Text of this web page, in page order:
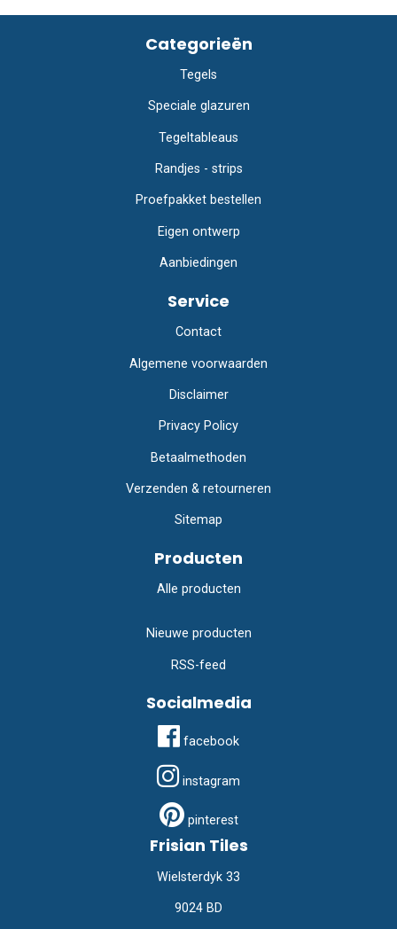
Categorieën
Tegels
Speciale glazuren
Tegeltableaus
Randjes - strips
Proefpakket bestellen
Eigen ontwerp
Aanbiedingen
Service
Contact
Algemene voorwaarden
Disclaimer
Privacy Policy
Betaalmethoden
Verzenden & retourneren
Sitemap
Producten
Alle producten
Nieuwe producten
RSS-feed
Socialmedia
facebook
instagram
pinterest
Frisian Tiles
Wielsterdyk 33
9024 BD